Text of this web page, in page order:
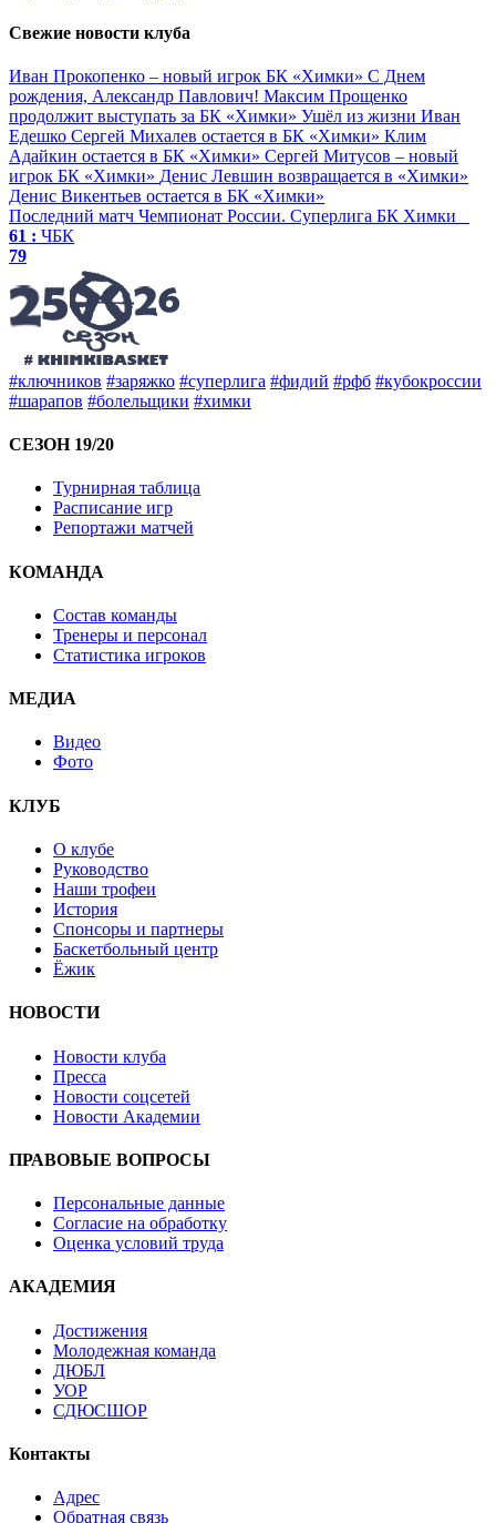
Свежие новости клуба
Иван Прокопенко – новый игрок БК «Химки» С Днем
рождения, Александр Павлович! Максим Прощенко
продолжит выступать за БК «Химки» Ушёл из жизни Иван
Едешко Сергей Михалев остается в БК «Химки» Клим
Адайкин остается в БК «Химки» Сергей Митусов – новый
игрок БК «Химки» Денис Левшин возвращается в «Химки»
Денис Викентьев остается в БК «Химки»
Последний матч Чемпионат России. Суперлига БК Химки
61 : ЧБК
79
#ключников #заряжко #суперлига #фидий #рфб #кубокроссии
#шарапов #болельщики #химки
СЕЗОН 19/20
Турнирная таблица
Расписание игр
Репортажи матчей
КОМАНДА
Состав команды
Тренеры и персонал
Статистика игроков
МЕДИА
Видео
Фото
КЛУБ
О клубе
Руководство
Наши трофеи
История
Спонсоры и партнеры
Баскетбольный центр
Ёжик
НОВОСТИ
Новости клуба
Пресса
Новости соцсетей
Новости Академии
ПРАВОВЫЕ ВОПРОСЫ
Персональные данные
Согласие на обработку
Оценка условий труда
АКАДЕМИЯ
Достижения
Молодежная команда
ДЮБЛ
УОР
СДЮСШОР
Контакты
Адрес
Обратная связь